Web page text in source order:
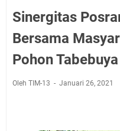
Sinergitas
Bersama
Pohon
Oleh TIM-13 Januari 26, 2021